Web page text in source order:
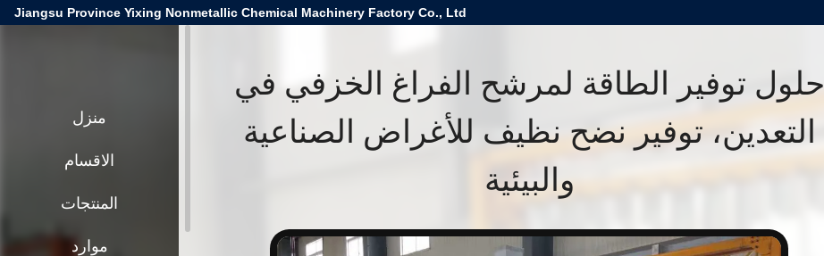
Jiangsu Province Yixing Nonmetallic Chemical Machinery Factory Co., Ltd
حلول توفير الطاقة لمرشح الفراغ الخزفي في
التعدين، توفير نضح نظيف للأغراض الصناعية
والبيئية
منزل
الاقسام
المنتجات
موارد